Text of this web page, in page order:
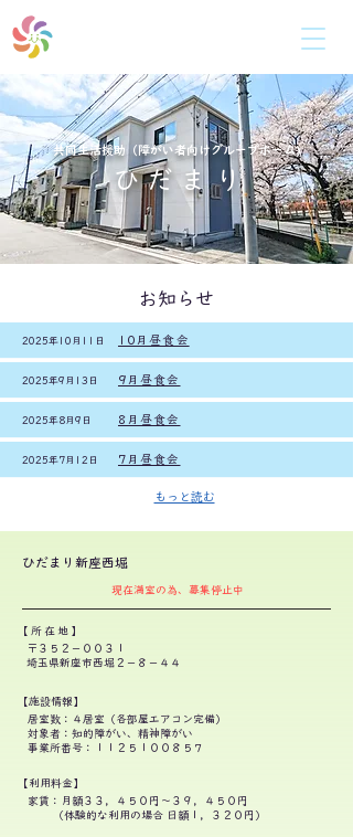
共同生活援助（障がい者向けグループホーム)
ひ だ ま り
お知らせ
2025年10月11日 10月昼食会
2025年9月13日 9月昼食会
2025年8月9日 8月昼食会
2025年7月12日 7月昼食会
もっと読む
ひだまり新座西堀
現在満室の為、募集停止中
【所在地】
〒３５２−００３１
埼玉県新座市西堀２−８−４４
【施設情報】
居室数：４居室（各部屋エアコン完備）
​対象者：知的障がい、精神障がい
事業所番号：１１２５１００８５７
【利用料金】
家賃：月額３３，４５０円〜３９，４５０円
（体験的な利用の場合 日額１，３２０円）